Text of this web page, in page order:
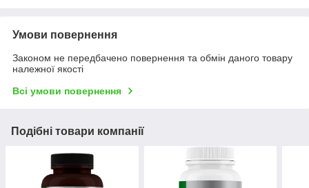
Умови повернення
Законом не передбачено повернення та обмін даного товару
належної якості
Всі умови повернення
Подібні товари компанії